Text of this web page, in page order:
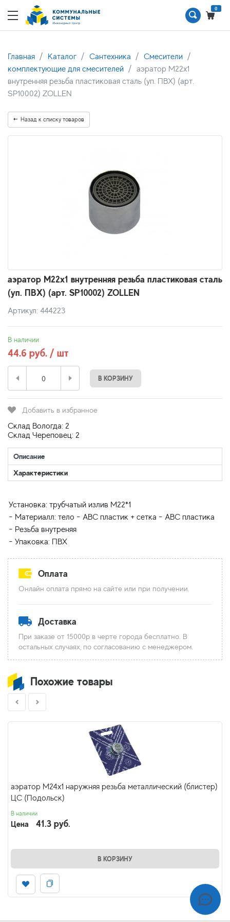
0
Главная Каталог Сантехника
Смесители
комплектующие для смесителей
аэратор M22x1
внутренняя резьба пластиковая сталь (уп. ПВХ) (арт.
SP10002) ZOLLEN
Назад к списку товаров
аэратор M22x1 внутренняя резьба пластиковая сталь
(уп. ПВХ) (арт. SP10002) ZOLLEN
Артикул: 444223
В наличии
44.6 руб. / шт
В КОРЗИНУ
Добавить в избранное
Склад Вологда: 2
Склад Череповец: 2
Описание
Характеристики
Установка: трубчатый излив М22*1
- Материалл: тело - АВС пластик + сетка - АВС пластика
- Резьба внутреняя
Оплата
Онлайн оплата прямо на сайте или при получении.
Доставка
При заказе от 15000р в черте города бесплатно. В
остальных случаях, по согласованию с менеджером.
Похожие товары
аэратор М24х1 наружняя резьба металлический (блистер)
ЦС (Подольск)
В наличии
Цена 41.3 руб.
В КОРЗИНУ